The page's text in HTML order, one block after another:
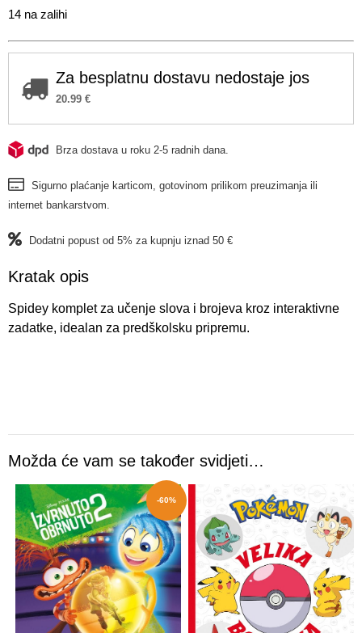
14 na zalihi
Za besplatnu dostavu nedostaje jos
20.99 €
Brza dostava u roku 2-5 radnih dana.
Sigurno plaćanje karticom, gotovinom prilikom preuzimanja ili
internet bankarstvom.
Dodatni popust od 5% za kupnju iznad 50 €
Kratak opis
Spidey komplet za učenje slova i brojeva kroz interaktivne
zadatke, idealan za predškolsku pripremu.
Možda će vam se također svidjeti…
-60%